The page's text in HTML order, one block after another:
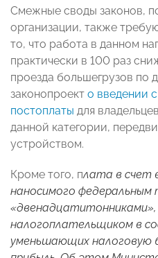
Смежные своды законов,
организации, также
то, что работа в данном
практически в 100 раз
проезда большегрузов по
законопроект о введении
постоплаты для
данной категории,
устройством.
Кроме того, плата в счет
наносимого федеральным
налогоплательщиком в
уменьшающих налоговую